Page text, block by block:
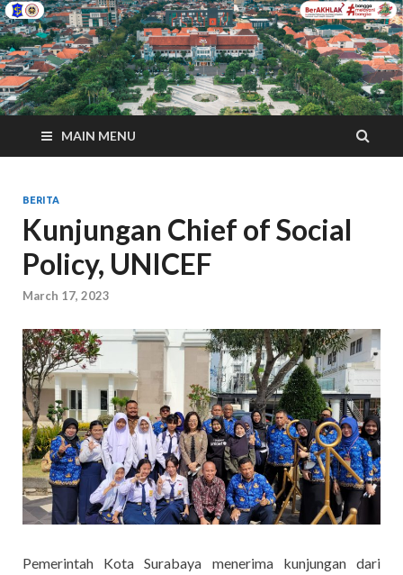
MAIN MENU
BERITA
Kunjungan Chief of Social
Policy, UNICEF
March 17, 2023
Pemerintah Kota Surabaya menerima kunjungan dari